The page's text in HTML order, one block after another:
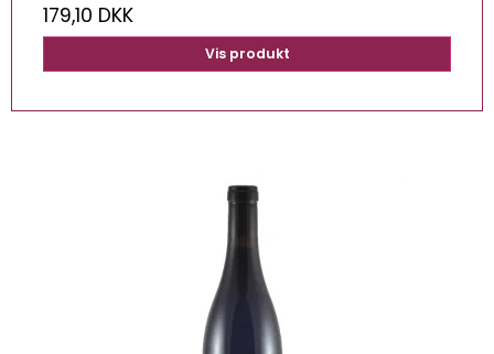
179,10 DKK
Vis produkt